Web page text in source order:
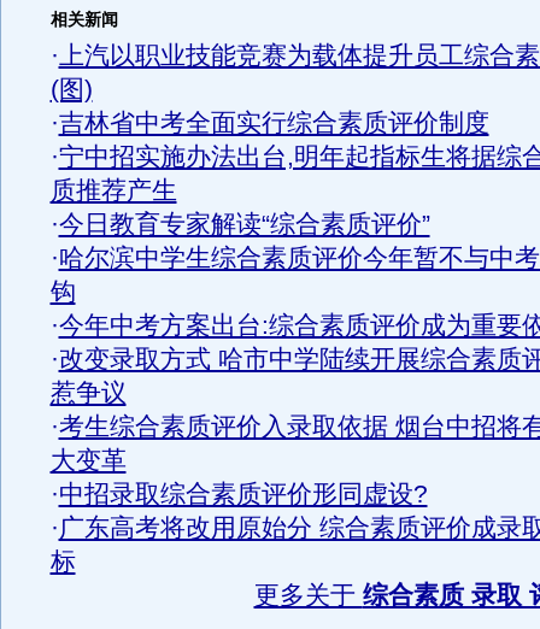
相关新闻
·上汽以职业技能竞赛为载体提升员工综合
(图)
·吉林省中考全面实行综合素质评价制度
·宁中招实施办法出台,明年起指标生将据综
质推荐产生
·今日教育专家解读“综合素质评价”
·哈尔滨中学生综合素质评价今年暂不与中
钩
·今年中考方案出台:综合素质评价成为重要
·改变录取方式 哈市中学陆续开展综合素质
惹争议
·考生综合素质评价入录取依据 烟台中招将
大变革
·中招录取综合素质评价形同虚设?
·广东高考将改用原始分 综合素质评价成录
标
更多关于 综合素质 录取